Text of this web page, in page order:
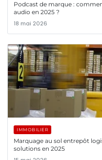
Podcast de marque :
audio en 2025 ?
18 mai 2026
IMMOBILIER
Marquage au sol entrepôt
solutions en 2025